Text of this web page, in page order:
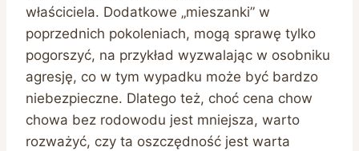
właściciela. Dodatkowe „mieszanki” w
poprzednich pokoleniach, mogą sprawę tylko
pogorszyć, na przykład wyzwalając w osobniku
agresję, co w tym wypadku może być bardzo
niebezpieczne. Dlatego też, choć cena chow
chowa bez rodowodu jest mniejsza, warto
rozważyć, czy ta oszczędność jest warta